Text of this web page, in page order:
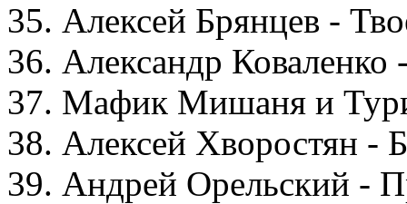
35. Алексей Брянцев -
36. Александр Коваленко
37. Мафик Мишаня и
38. Алексей Хворостян -
39. Андрей Орельский -